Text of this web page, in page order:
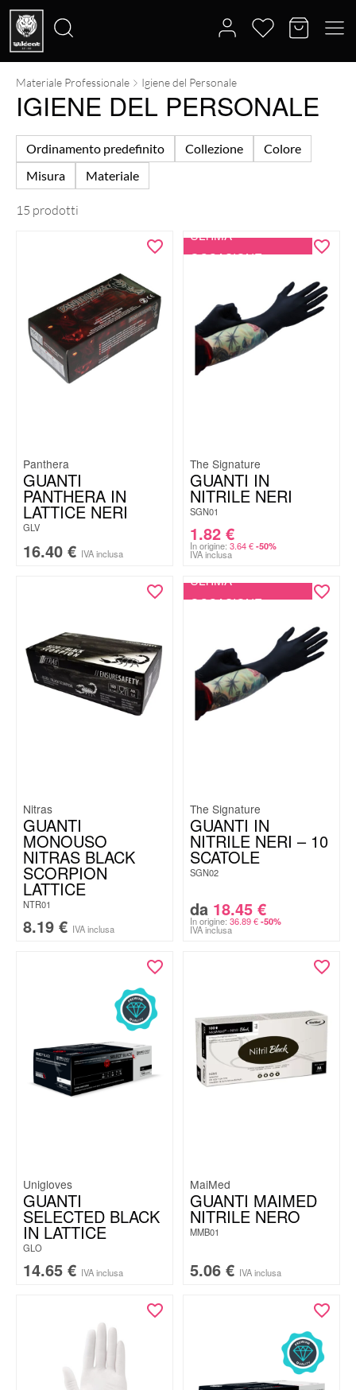
Cerca:
Materiale Professionale Igiene del Personale
IGIENE DEL PERSONALE
Ordinamento predefinito Collezione
Colore
Misura
Materiale
15 prodotti
Panthera
GUANTI
PANTHERA IN
LATTICE NERI
GLV
16.40 € IVA inclusa
ULTIMA
OCCASIONE
The Signature
GUANTI IN
NITRILE NERI
SGN01
1.82 €
In origine: 3.64€ -50%
IVA inclusa
Nitras
GUANTI
MONOUSO
NITRAS BLACK
SCORPION
LATTICE
NTR01
8.19 € IVA inclusa
ULTIMA
OCCASIONE
The Signature
GUANTI IN
NITRILE NERI – 10
SCATOLE
SGN02
da 18.45 €
In origine: 36.89€ -50%
IVA inclusa
Unigloves
GUANTI
SELECTED BLACK
IN LATTICE
GLO
14.65 € IVA inclusa
MaiMed
GUANTI MAIMED
NITRILE NERO
MMB01
5.06 € IVA inclusa